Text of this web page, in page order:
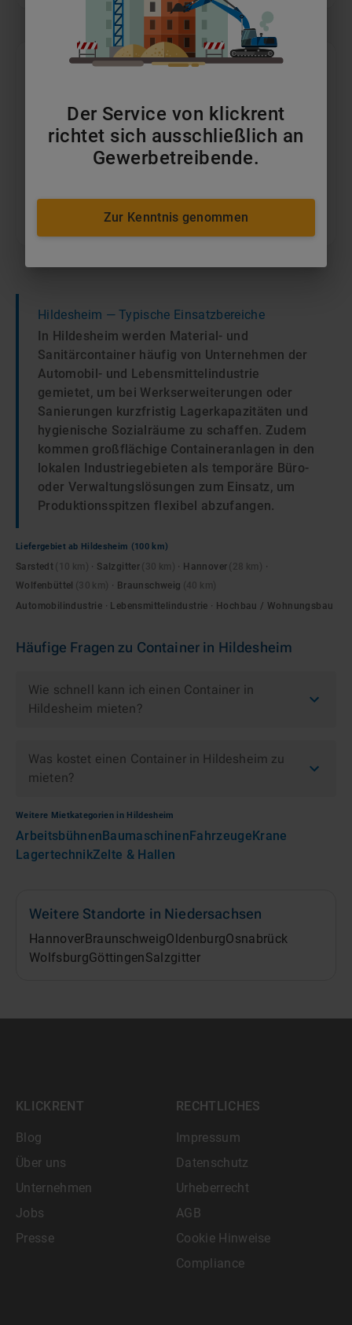
Büro-/Mannschaftscontainer ab 140 €/Monat
Hildesheim — Typische Einsatzbereiche
In Hildesheim werden Material- und
Sanitärcontainer häufig von Unternehmen der
Automobil- und Lebensmittelindustrie
gemietet, um bei Werkserweiterungen oder
Sanierungen kurzfristig Lagerkapazitäten und
hygienische Sozialräume zu schaffen. Zudem
kommen großflächige Containeranlagen in den
lokalen Industriegebieten als temporäre Büro-
oder Verwaltungslösungen zum Einsatz, um
Produktionsspitzen flexibel abzufangen.
Liefergebiet ab Hildesheim (100 km)
Sarstedt · Salzgitter · Hannover
·
Wolfenbüttel
· Braunschweig
Automobilindustrie · Lebensmittelindustrie · Hochbau / Wohnungsbau
Häufige Fragen zu Container in Hildesheim
Wie schnell kann ich einen Container in
Hildesheim mieten?
Was kostet einen Container in Hildesheim zu
mieten?
Weitere Mietkategorien in Hildesheim
ArbeitsbühnenBaumaschinenFahrzeugeKrane
LagertechnikZelte & Hallen
Weitere Standorte in Niedersachsen
Hannover BraunschweigOldenburgOsnabrück
WolfsburgGöttingenSalzgitter
KLICKRENT
Blog
Über uns
Unternehmen
Jobs
Presse
RECHTLICHES
Impressum
Datenschutz
Urheberrecht
AGB
Cookie Hinweise
Compliance
Der Service von klickrent
richtet sich ausschließlich an
Gewerbetreibende.
Zur Kenntnis genommen